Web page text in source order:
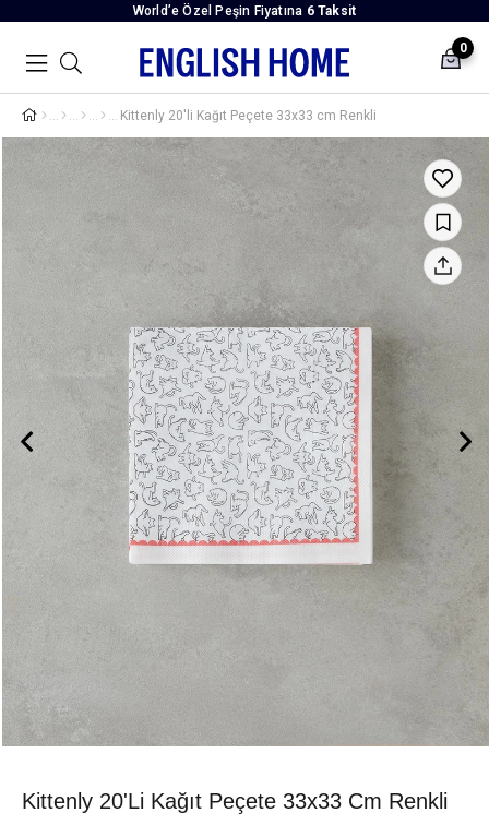
World’e Özel Peşin Fiyatına 6 Taksit
0
Kittenly 20'li Kağıt Peçete 33x33 cm Renkli
Kittenly 20'li Kağıt Peçete 33x33 Cm Renkli